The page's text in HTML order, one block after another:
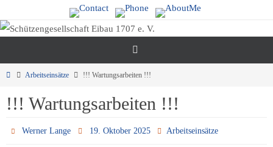
Inhalt
StartArbeitseinsätze !!! Wartungsarbeiten !!!
!!! Wartungsarbeiten !!!
Werner Lange 19. Oktober 2025 Arbeitseinsätze